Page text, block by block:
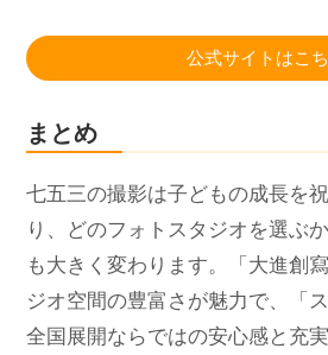
公式サイトはこ
まとめ
七五三の撮影は子どもの成長を
り、どのフォトスタジオを選ぶ
も大きく変わります。「大進創
ジオ空間の豊富さが魅力で、「
全国展開ならではの安心感と充